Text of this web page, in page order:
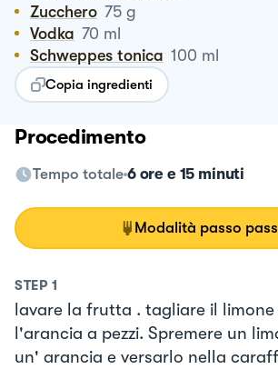
Zucchero 75 g
Vodka 70 ml
Schweppes tonica 100 ml
Copia ingredienti
Procedimento
Tempo totale 6 ore e 15 minuti
Modalità passo
STEP 1
lavare la frutta . tagliare il limone
l'arancia a pezzi. Spremere un
un' arancia e versarlo nella